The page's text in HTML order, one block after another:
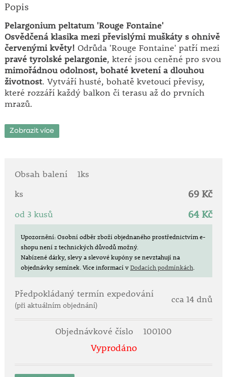
Popis
Pelargonium peltatum 'Rouge Fontaine'
Osvědčená klasika mezi převislými muškáty s ohnivě
červenými květy! Odrůda 'Rouge Fontaine' patří mezi
pravé tyrolské pelargonie, které jsou ceněné pro svou
mimořádnou odolnost, bohaté kvetení a dlouhou
životnost. Vytváří husté, bohatě kvetoucí převisy,
které rozzáří každý balkon či terasu až do prvních
mrazů.
Hlavní přednosti odrůdy:
• zářivě červené květy v bohatých převislých trsech
• listy zůstávají sytě zelené a nežloutnou
nádob
Botanická charakteristika:
Pelargonium peltatum 'Rouge Fontaine' je převislá
pelargonie (muškát) s dlouhými, hustě olistěnými
výhony, které mohou dosahovat výrazné délky a
vytvářet efektní květinové kaskády. Díky své vitalitě a
Doba kvetení:
Stanoviště a půda:
pro maximální násadu květů
• vhodná do truhlíků, závěsných nádob i květináčů
Zobrazit více
Obsah balení
1ks
ks
69 Kč
od 3 kusů 64 Kč
Upozornění: Osobní odběr zboží objednaného prostřednictvím e-
shopu není z technických důvodů možný.
Nabízené dárky, slevy a slevové kupóny se nevztahují na
objednávky semínek.Více informací vDodacích podmínkách.
Předpokládaný termín expedování
(při aktuálním objednání)
cca 14 dnů
Objednávkové číslo 100100
Vyprodáno